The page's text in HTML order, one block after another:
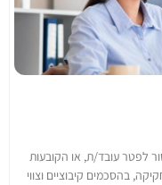
לפטר עובד/ת, או הקובעות
בהסכמים קיבוציים וצווי